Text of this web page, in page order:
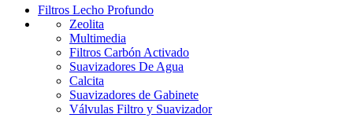
Filtros Lecho Profundo
Zeolita
Multimedia
Filtros Carbón Activado
Suavizadores De Agua
Calcita
Suavizadores de Gabinete
Válvulas Filtro y Suavizador